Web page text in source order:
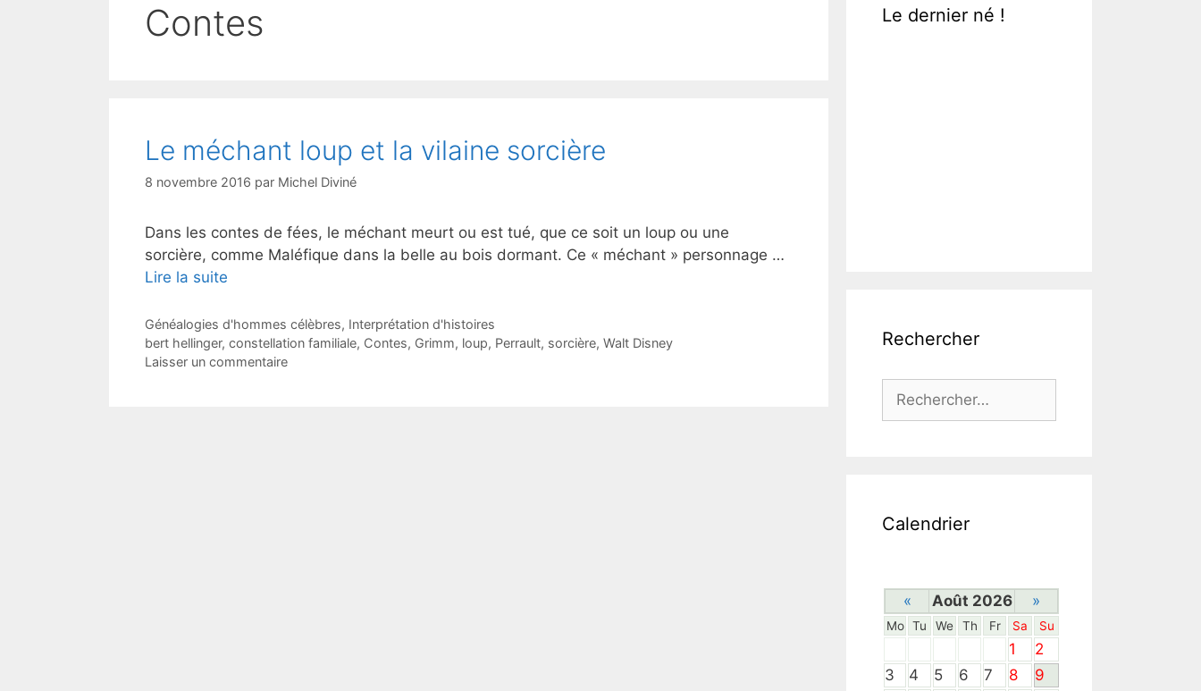
Contes
Le méchant loup et la vilaine sorcière
8 novembre 2016 par Michel Diviné
Dans les contes de fées, le méchant meurt ou est tué, que ce soit un loup ou une
sorcière, comme Maléfique dans la belle au bois dormant. Ce « méchant » personnage …
Lire la suite
Catégories
Généalogies d'hommes célèbres, Interprétation d'histoires
Étiquettes
bert hellinger, constellation familiale, Contes, Grimm, loup, Perrault, sorcière, Walt Disney
Laisser un commentaire
Le dernier né !
Rechercher
Rechercher :
Calendrier
« Août 2026 »
Mo Tu We Th Fr Sa Su
1
2
3
4 5 6 7 8
9